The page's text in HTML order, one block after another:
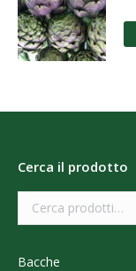
Cerca il prodotto
Bacche